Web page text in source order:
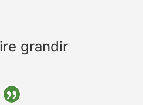
grandir